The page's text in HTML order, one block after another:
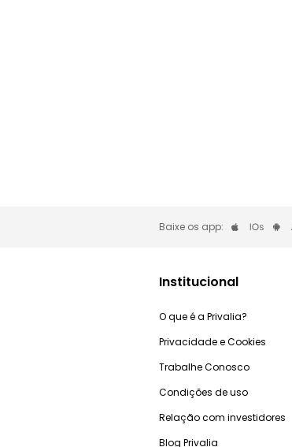
Baixe os app:
Institucional
O que é a Privalia?
Privacidade e Cookies
Trabalhe Conosco
Condições de uso
Relação com investidores
Blog Privalia